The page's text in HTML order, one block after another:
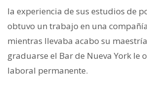
la experiencia de sus estudios de
obtuvo un trabajo en una
mientras llevaba acabo su
graduarse el Bar de Nueva York le
laboral permanente.